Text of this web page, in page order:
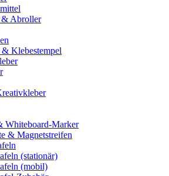
Abroller
Klebestempel
Whiteboard-Marker
& Magnetstreifen
(stationär)
(mobil)